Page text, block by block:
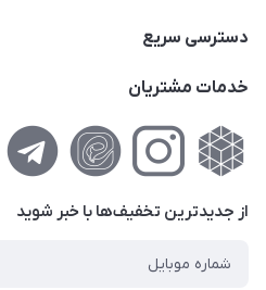
02177111474
کوچه گلریز 4 غربی ، پلاک 13
دسترسی سریع
حساب کاربری
لیست محصولات
خدمات مشتریان
راهنمای‌خرید‌آنلاین
حریم خصوصی
فروش‌اقساطی
از جدید‌ترین تخفیف‌ها با‌ خبر شوید